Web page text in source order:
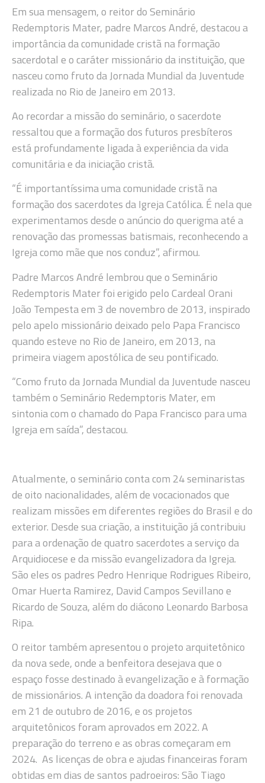
Em sua mensagem, o reitor do Seminário
Redemptoris Mater, padre Marcos André, destacou a
importância da comunidade cristã na formação
sacerdotal e o caráter missionário da instituição, que
nasceu como fruto da Jornada Mundial da Juventude
realizada no Rio de Janeiro em 2013.
Ao recordar a missão do seminário, o sacerdote
ressaltou que a formação dos futuros presbíteros
está profundamente ligada à experiência da vida
comunitária e da iniciação cristã.
“É importantíssima uma comunidade cristã na
formação dos sacerdotes da Igreja Católica. É nela que
experimentamos desde o anúncio do querigma até a
renovação das promessas batismais, reconhecendo a
Igreja como mãe que nos conduz”, afirmou.
Padre Marcos André lembrou que o Seminário
Redemptoris Mater foi erigido pelo Cardeal Orani
João Tempesta em 3 de novembro de 2013, inspirado
pelo apelo missionário deixado pelo Papa Francisco
quando esteve no Rio de Janeiro, em 2013, na
primeira viagem apostólica de seu pontificado.
“Como fruto da Jornada Mundial da Juventude nasceu
também o Seminário Redemptoris Mater, em
sintonia com o chamado do Papa Francisco para uma
Igreja em saída”, destacou.
Atualmente, o seminário conta com 24 seminaristas
de oito nacionalidades, além de vocacionados que
realizam missões em diferentes regiões do Brasil e do
exterior. Desde sua criação, a instituição já contribuiu
para a ordenação de quatro sacerdotes a serviço da
Arquidiocese e da missão evangelizadora da Igreja.
São eles os padres Pedro Henrique Rodrigues Ribeiro,
Omar Huerta Ramirez, David Campos Sevillano e
Ricardo de Souza, além do diácono Leonardo Barbosa
Ripa.
O reitor também apresentou o projeto arquitetônico
da nova sede, onde a benfeitora desejava que o
espaço fosse destinado à evangelização e à formação
de missionários. A intenção da doadora foi renovada
em 21 de outubro de 2016, e os projetos
arquitetônicos foram aprovados em 2022. A
preparação do terreno e as obras começaram em
2024. As licenças de obra e ajudas financeiras foram
obtidas em dias de santos padroeiros: São Tiago